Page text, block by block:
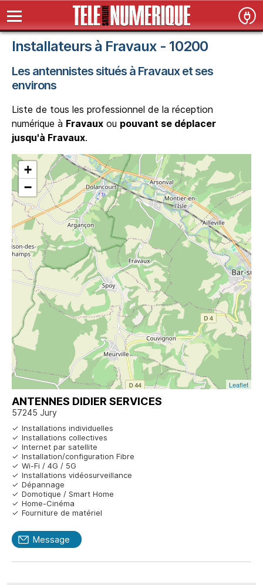
Installateurs à Fravaux - 10200
Les antennistes situés à Fravaux et ses
environs
Liste de tous les professionnel de la réception
numérique à Fravaux ou pouvant se déplacer
jusqu'à Fravaux.
+
−
Leaflet
ANTENNES DIDIER SERVICES
57245 Jury
Installations individuelles
Installations collectives
Internet par satellite
Installation/configuration Fibre
Wi-Fi / 4G / 5G
Installations vidéosurveillance
Dépannage
Domotique / Smart Home
Home-Cinéma
Fourniture de matériel
Message